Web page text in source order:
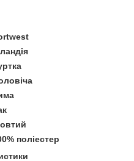
поліестер